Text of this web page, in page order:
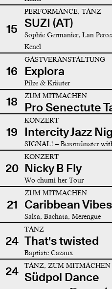
15
PERFORMANCE, TANZ
SUZI (AT)
Sophie Germanier, Lan
Kenel
16
GASTVERANSTALTUNG
Explora
Pilze & Kräuter
18 ZUM MITMACHEN
Pro Senectute
19
KONZERT
Intercity Jazz
SIGNAL! – Beromünster
20
KONZERT
Nicky B Fly
Wo chumi her Tour
21
ZUM MITMACHEN
Caribbean Vibes
Salsa, Bachata, Merengue
24
TANZ
That's twisted
Baptiste Cazaux
24 TANZ, ZUM MITMACHEN
Südpol Dance